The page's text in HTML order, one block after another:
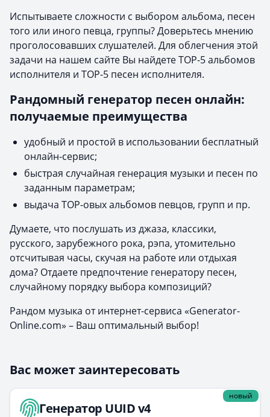
Испытываете сложности с выбором альбома, песен
того или иного певца, группы? Доверьтесь мнению
проголосовавших слушателей. Для облегчения этой
задачи на нашем сайте Вы найдете TOP-5 альбомов
исполнителя и TOP-5 песен исполнителя.
Рандомный генератор песен онлайн:
получаемые преимущества
удобный и простой в использовании бесплатный
онлайн-сервис;
быстрая случайная генерация музыки и песен по
заданным параметрам;
выдача TOP-овых альбомов певцов, групп и пр.
Думаете, что послушать из джаза, классики,
русского, зарубежного рока, рэпа, утомительно
отсчитывая часы, скучая на работе или отдыхая
дома? Отдаете предпочтение генератору песен,
случайному порядку выбора композиций?
Рандом музыка от интернет-сервиса «Generator-
Online.com» – Ваш оптимальный выбор!
Вас может заинтересовать
новый
Генератор UUID v4